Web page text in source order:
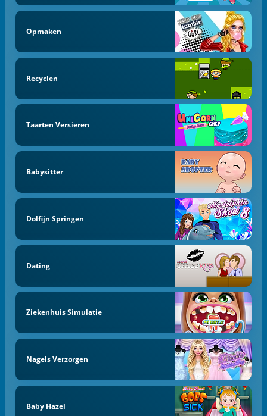
Opmaken
Recyclen
Taarten Versieren
Babysitter
Dolfijn Springen
Dating
Ziekenhuis Simulatie
Nagels Verzorgen
Baby Hazel